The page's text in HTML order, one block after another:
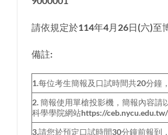
請依規定於114年4月26日(六)至
備註:
1.每位考生簡報及口試時間共20分鐘
2. 簡報使用單槍投影機，簡報內容
科學學院網站https://
3.請您於預定口試時間30分鐘前報到